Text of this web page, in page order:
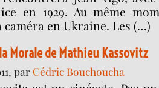
en 1929. Au même
caméra en Ukraine. Les (…)
Morale de Mathieu Kassovitz
par Cédric Bouchoucha